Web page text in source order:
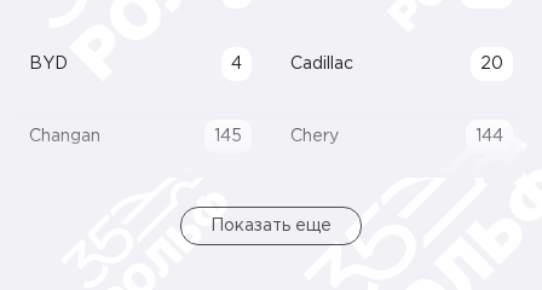
BYD 4 Cadillac 20
Changan 145 Chery 144
Показать еще